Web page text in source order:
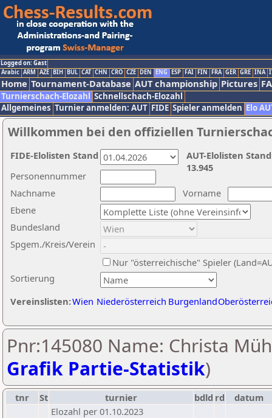
Logged on: Gast
Arabic ARM AZE BIH BUL CAT CHN CRO CZE DEN ENG ESP FAI FIN FRA GER GRE INA
Home Tournament-Database AUT championship Pictures
Turnierschach-Elozahl Schnellschach-Elozahl
Allgemeines Turnier anmelden: AUT FIDE Spieler anmelden Elo
Willkommen bei den offiziellen
Nachname
Vorname
Ebene
Sortierung
Personennummer
Bundesland
Spgem./Kreis/Verein
Nur "österreichische" Spieler
Vereinslisten:Wien Niederösterreich Burgenland
AUT-Elolisten
13.945
FIDE-Elolisten Stand
Pnr:145080 Name: Christa
Grafik Partie-Statistik)
tnr St turnier bdld rd
datum
Elozahl per 01.10.2023